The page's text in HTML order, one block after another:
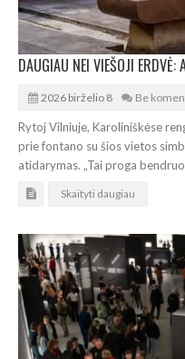
2026 birželio 8 Be
Rytoj Vilniuje, Karoliniškėse
prie fontano su šios vietos
atidarymas. „Tai proga
Skaityti daugiau